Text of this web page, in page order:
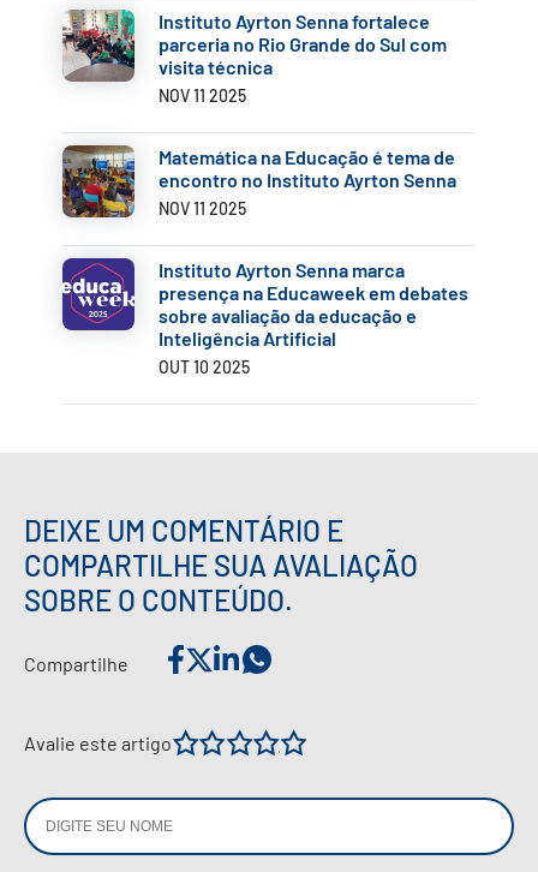
Instituto Ayrton Senna fortalece
parceria no Rio Grande do Sul com
visita técnica
NOV 11 2025
Matemática na Educação é tema de
encontro no Instituto Ayrton Senna
NOV 11 2025
Instituto Ayrton Senna marca
presença na Educaweek em debates
sobre avaliação da educação e
Inteligência Artificial
OUT 10 2025
DEIXE UM COMENTÁRIO E
COMPARTILHE SUA AVALIAÇÃO
SOBRE O CONTEÚDO.
Compartilhe
Avalie este artigo 5
4
3
2
1